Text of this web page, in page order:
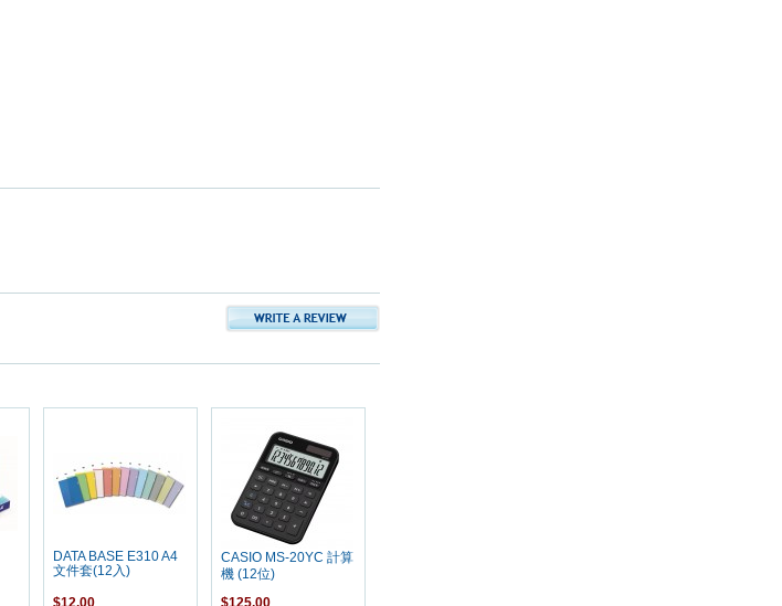
DATA BASE E310 A4
文件套(12入)
$12.00
CASIO MS-20YC 計算
機 (12位)
$125.00